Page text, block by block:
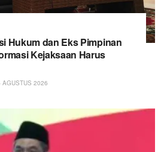
Hukum dan Eks Pimpinan
Kejaksaan Harus
AGUSTUS 2026